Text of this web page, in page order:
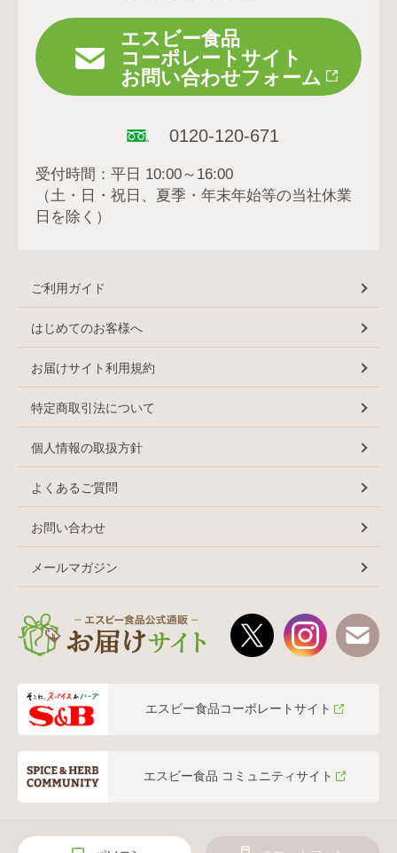
エスビー食品
コーポレートサイト
お問い合わせフォーム
0120-120-671
受付時間：平日 10:00～16:00
（土・日・祝日、夏季・年末年始等の当社休業
日を除く）
ご利用ガイド
はじめてのお客様へ
お届けサイト利用規約
特定商取引法について
個人情報の取扱方針
よくあるご質問
お問い合わせ
メールマガジン
エスビー食品コーポレートサイト
エスビー食品 コミュニティサイト